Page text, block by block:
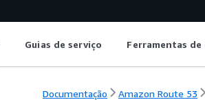
Guias de serviço Ferramentas
Documentação Amazon Route 53